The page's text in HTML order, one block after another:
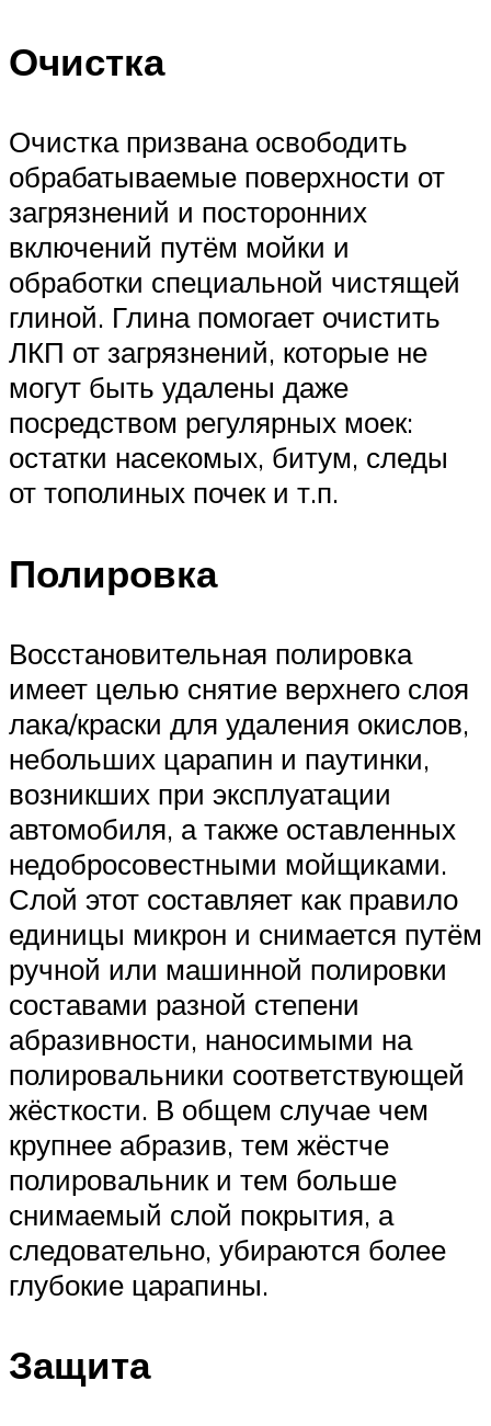
Очистка
Очистка призвана освободить
обрабатываемые поверхности от
загрязнений и посторонних
включений путём мойки и
обработки специальной чистящей
глиной. Глина помогает очистить
ЛКП от загрязнений, которые не
могут быть удалены даже
посредством регулярных моек:
остатки насекомых, битум, следы
от тополиных почек и т.п.
Полировка
Восстановительная полировка
имеет целью снятие верхнего слоя
лака/краски для удаления окислов,
небольших царапин и паутинки,
возникших при эксплуатации
автомобиля, а также оставленных
недобросовестными мойщиками.
Слой этот составляет как правило
единицы микрон и снимается путём
ручной или машинной полировки
составами разной степени
абразивности, наносимыми на
полировальники соответствующей
жёсткости. В общем случае чем
крупнее абразив, тем жёстче
полировальник и тем больше
снимаемый слой покрытия, а
следовательно, убираются более
глубокие царапины.
Защита